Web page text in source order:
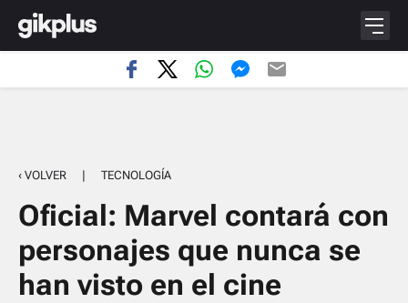
‹ VOLVER | TECNOLOGÍA
Oficial: Marvel contará con
personajes que nunca se
han visto en el cine